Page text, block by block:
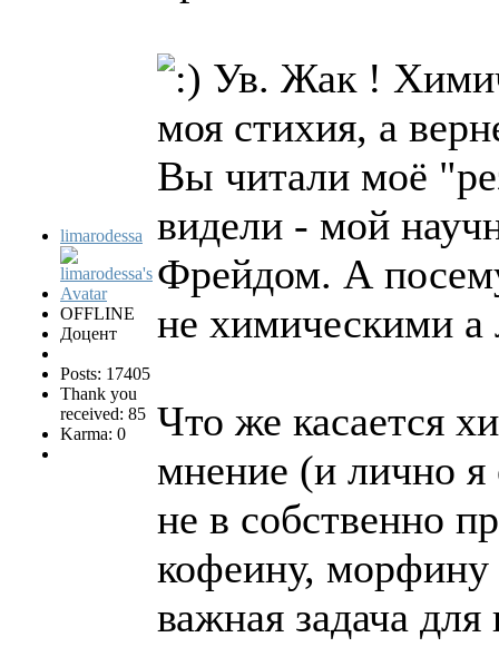
limarodessa
OFFLINE
Доцент
Posts: 17405
Thank you
received: 85
Karma: 0
Ув. Жак !
моя стихия, а
Вы читали моё
видели - мой
Фрейдом. А
не химическими
Что же касается
мнение (и лично я
не в собственно
кофеину, морфину
важная задача для